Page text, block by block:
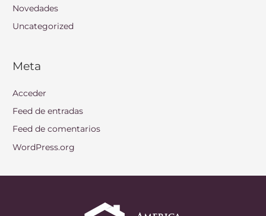
Novedades
Uncategorized
Meta
Acceder
Feed de entradas
Feed de comentarios
WordPress.org